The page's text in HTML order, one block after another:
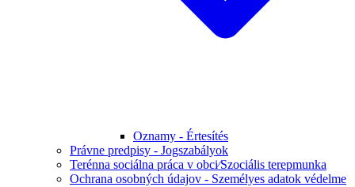
Oznamy - Értesítés
Právne predpisy - Jogszabályok
Terénna sociálna práca v obci⁄Szociális terepmunka
Ochrana osobných údajov - Személyes adatok védelme